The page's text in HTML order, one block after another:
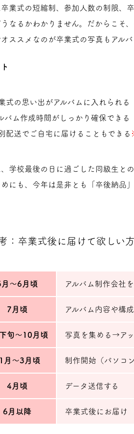
業式の短縮制、参加人数の制限、
なるかわかりません。だからこそ
オススメなのが卒業式の写真もアル
式の思い出がアルバムに入れられる
バム作成時間がしっかり確保できる
配送でご自宅に届けることもできる
学校最後の日に過ごした同級生と
にも、今年は是非とも「卒後納品」
：卒業式後に届けて欲しい
月〜6月頃 アルバム制作会社
7月頃 アルバム内容や構
旬〜10月頃 写真を集める→ア
月〜3月頃 制作開始（パソコ
4月頃 データ送信する
6月以降 卒業式後にお届け